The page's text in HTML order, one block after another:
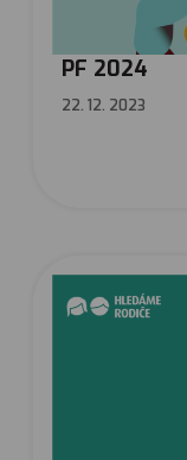
PF 2024
22. 12. 2023